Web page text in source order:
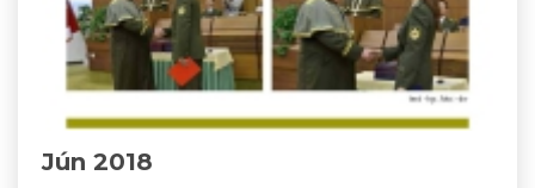
Jún 2018